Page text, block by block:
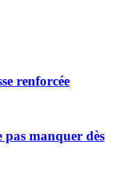
renforcée
pas manquer dès